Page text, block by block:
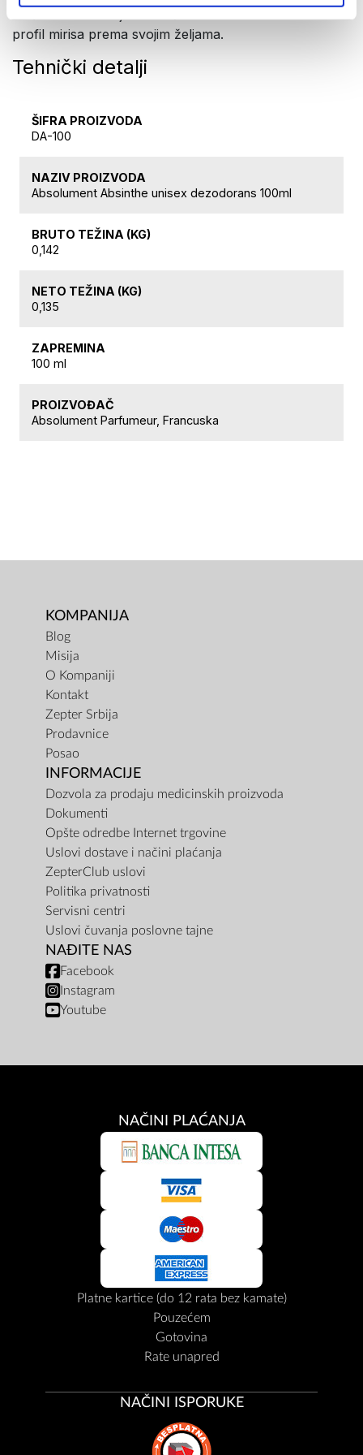
profil mirisa prema svojim željama.
Tehnički detalji
ŠIFRA PROIZVODA
DA-100
NAZIV PROIZVODA
Absolument Absinthe unisex dezodorans 100ml
BRUTO TEŽINA (KG)
0,142
NETO TEŽINA (KG)
0,135
ZAPREMINA
100 ml
PROIZVOĐAČ
Absolument Parfumeur, Francuska
KOMPANIJA
Blog
Misija
O Kompaniji
Kontakt
Zepter Srbija
Prodavnice
Posao
INFORMACIJE
Dozvola za prodaju medicinskih proizvoda
Dokumenti
Opšte odredbe Internet trgovine
Uslovi dostave i načini plaćanja
ZepterClub uslovi
Politika privatnosti
Servisni centri
Uslovi čuvanja poslovne tajne
NAĐITE NAS
Facebook
Instagram
Youtube
NAČINI PLAĆANJA
Platne kartice (do 12 rata bez kamate)
Pouzećem
Gotovina
Rate unapred
NAČINI ISPORUKE